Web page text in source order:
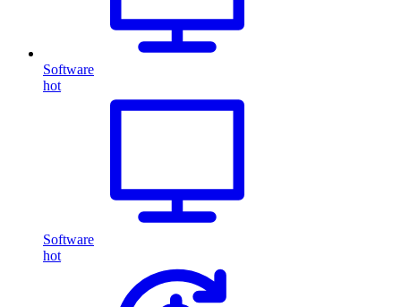
Software
hot
Software
hot